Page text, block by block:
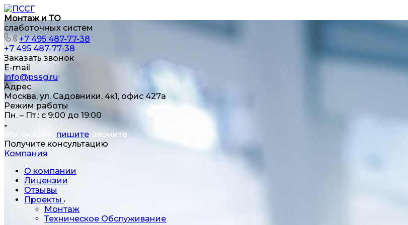
Монтаж и ТО
слаботочных систем
+7 495 487-77-38
+7 495 487-77-38
Заказать звонок
E-mail
info@pssg.ru
Адрес
Москва, ул. Садовники, 4к1, офис 427а
Режим работы
Пн. – Пт.: с 9:00 до 19:00
Мы онлайн, пишите, звоните
Получите консультацию
Компания
О компании
Лицензии
Отзывы
Проекты
Монтаж
Техническое Обслуживание